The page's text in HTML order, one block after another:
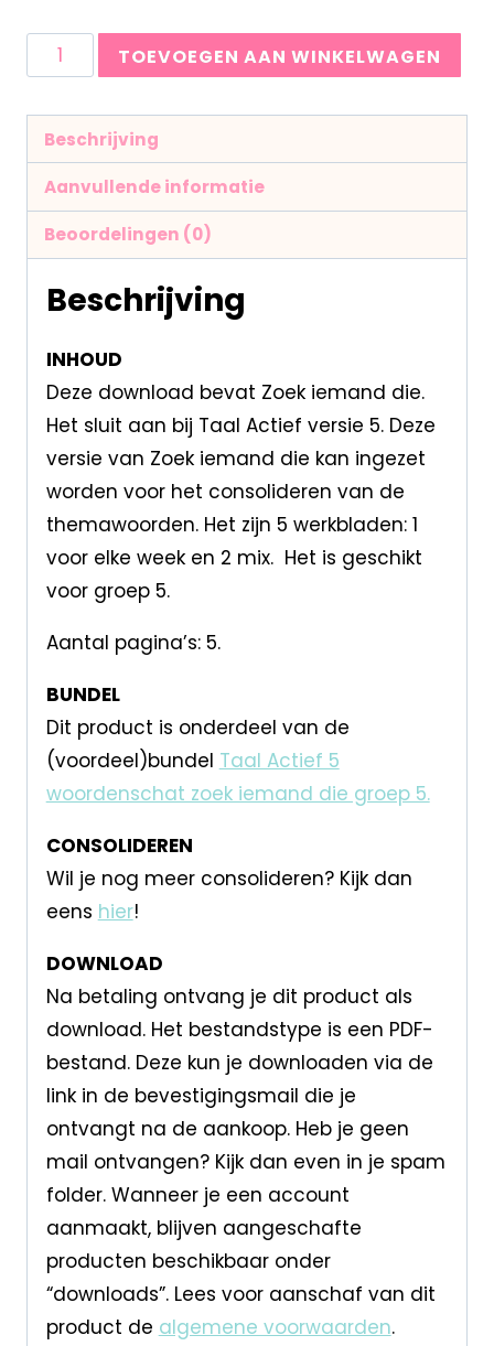
TOEVOEGEN AAN WINKELWAGEN
Beschrijving
Aanvullende informatie
Beoordelingen (0)
Beschrijving
INHOUD
Deze download bevat Zoek iemand die.
Het sluit aan bij Taal Actief versie 5. Deze
versie van Zoek iemand die kan ingezet
worden voor het consolideren van de
themawoorden. Het zijn 5 werkbladen: 1
voor elke week en 2 mix. Het is geschikt
voor groep 5.
Aantal pagina’s: 5.
BUNDEL
Dit product is onderdeel van de
(voordeel)bundel Taal Actief 5
woordenschat zoek iemand die groep 5.
CONSOLIDEREN
Wil je nog meer consolideren? Kijk dan
eens hier!
DOWNLOAD
Na betaling ontvang je dit product als
download. Het bestandstype is een PDF-
bestand. Deze kun je downloaden via de
link in de bevestigingsmail die je
ontvangt na de aankoop. Heb je geen
mail ontvangen? Kijk dan even in je spam
folder. Wanneer je een account
aanmaakt, blijven aangeschafte
producten beschikbaar onder
“downloads”. Lees voor aanschaf van dit
product de algemene voorwaarden.